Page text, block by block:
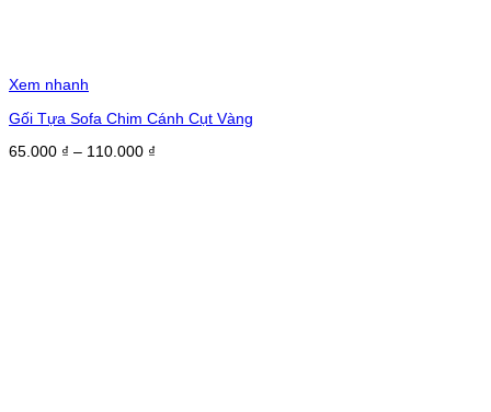
Xem nhanh
Gối Tựa Sofa Chim Cánh Cụt Vàng
65.000 ₫ – 110.000 ₫